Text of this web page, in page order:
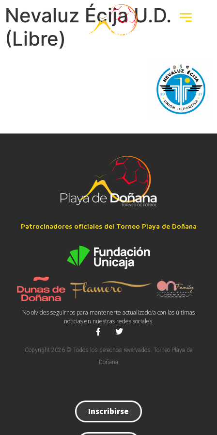
Nevaluz Écija U.D.
(Libre)
Patrocinadores oficiales del Torneo Playa de Doñana
No olvides seguirnos para mantenerte actualizado/a con las últimas
noticias en nuestras redes sociales.
Copyright 2026 © Todos los derechos revervados. Torneo Playa de
Doñana
Inscribirse